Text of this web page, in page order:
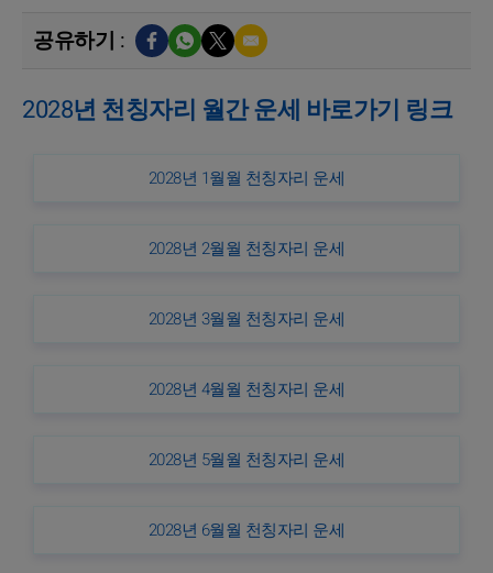
공유하기 :
2028년 천칭자리 월간 운세 바로가기 링크
2028년 1월월 천칭자리 운세
2028년 2월월 천칭자리 운세
2028년 3월월 천칭자리 운세
2028년 4월월 천칭자리 운세
2028년 5월월 천칭자리 운세
2028년 6월월 천칭자리 운세